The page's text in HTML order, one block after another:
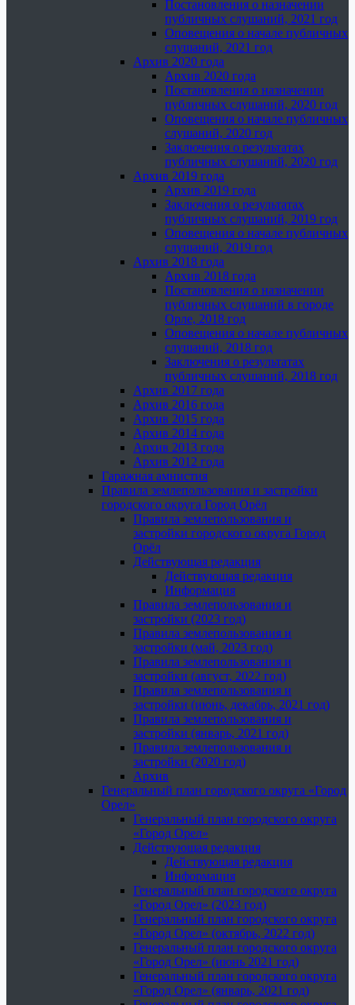
Постановления о назначении
публичных слушаний, 2021 год
Оповещения о начале публичных
слушаний, 2021 год
Архив 2020 года
Архив 2020 года
Постановления о назначении
публичных слушаний, 2020 год
Оповещения о начале публичных
слушаний, 2020 год
Заключения о результатах
публичных слушаний, 2020 год
Архив 2019 года
Архив 2019 года
Заключения о результатах
публичных слушаний, 2019 год
Оповещения о начале публичных
слушаний, 2019 год
Архив 2018 года
Архив 2018 года
Постановления о назначении
публичных слушаний в городе
Орле, 2018 год
Оповещения о начале публичных
слушаний, 2018 год
Заключения о результатах
публичных слушаний, 2018 год
Архив 2017 года
Архив 2016 года
Архив 2015 года
Архив 2014 года
Архив 2013 года
Архив 2012 года
Гаражная амнистия
Правила землепользования и застройки
городского округа Город Орёл
Правила землепользования и
застройки городского округа Город
Орёл
Действующая редакция
Действующая редакция
Информация
Правила землепользования и
застройки (2023 год)
Правила землепользования и
застройки (май, 2023 год)
Правила землепользования и
застройки (август, 2022 год)
Правила землепользования и
застройки (июнь, декабрь, 2021 год)
Правила землепользования и
застройки (январь, 2021 год)
Правила землепользования и
застройки (2020 год)
Архив
Генеральный план городского округа «Город
Орел»
Генеральный план городского округа
«Город Орел»
Действующая редакция
Действующая редакция
Информация
Генеральный план городского округа
«Город Орел» (2023 год)
Генеральный план городского округа
«Город Орел» (октябрь, 2022 год)
Генеральный план городского округа
«Город Орел» (июнь 2021 год)
Генеральный план городского округа
«Город Орел» (январь, 2021 год)